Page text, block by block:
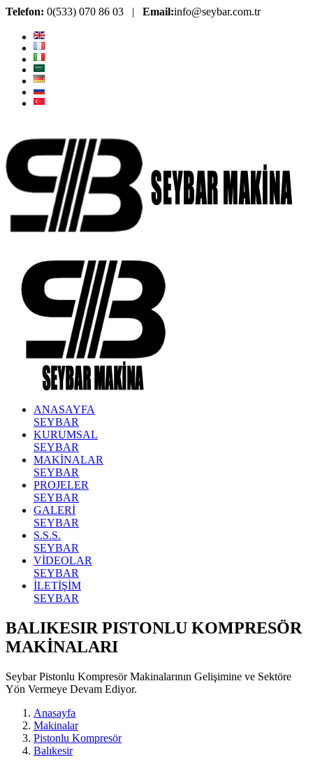
Telefon: 0(533) 070 86 03 | Email:info@seybar.com.tr
ANASAYFA
SEYBAR
KURUMSAL
SEYBAR
MAKİNALAR
SEYBAR
PROJELER
SEYBAR
GALERİ
SEYBAR
S.S.S.
SEYBAR
VİDEOLAR
SEYBAR
İLETİŞİM
SEYBAR
BALIKESIR PISTONLU KOMPRESÖR
MAKİNALARI
Seybar Pistonlu Kompresör Makinalarının Gelişimine ve Sektöre
Yön Vermeye Devam Ediyor.
Anasayfa
Makinalar
Pistonlu Kompresör
Balıkesir